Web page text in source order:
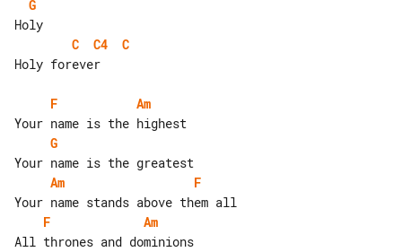
G
C
C4
C
Holy forever
F
Am
G
Am
F
F
Am